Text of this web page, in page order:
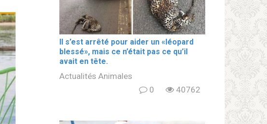
Il s’est arrêté pour aider un «léopard
blеssé», mais ce n’était pas ce qu’il
avait en tête.
Actualités Animales
0
40762